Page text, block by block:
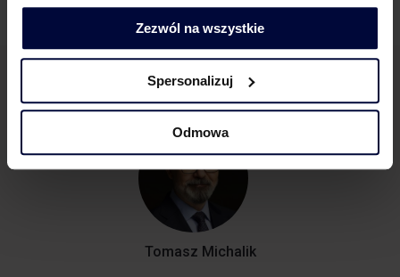
Zezwól na wszystkie
Spersonalizuj
Odmowa
Zapraszamy do kontaktu
Tomasz Michalik